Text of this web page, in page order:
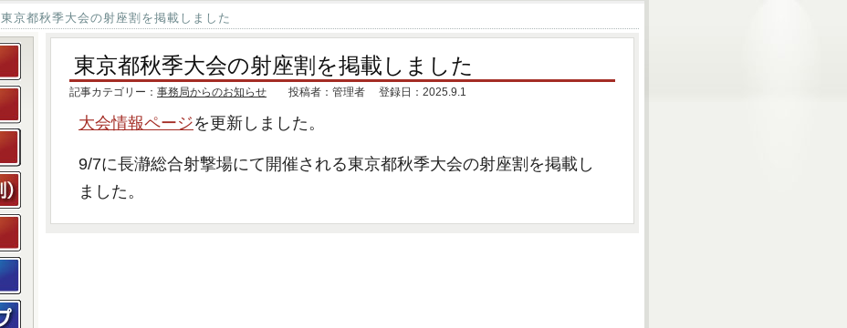
東京都秋季大会の射座割を掲載しました
東京都秋季大会の射座割を掲載しました
記事カテゴリー： 事務局からのお知らせ 投稿者：管理者 登録日：2025.9.1
大会情報ページを更新しました。
9/7に長瀞総合射撃場にて開催される東京都秋季大会の射座割を掲載し
ました。